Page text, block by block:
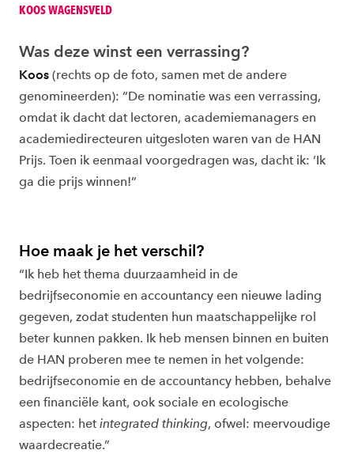
KOOS WAGENSVELD
Was deze winst een verrassing?
Koos (rechts op de foto, samen met de andere
genomineerden): “De nominatie was een verrassing,
omdat ik dacht dat lectoren, academiemanagers en
academiedirecteuren uitgesloten waren van de HAN
Prijs. Toen ik eenmaal voorgedragen was, dacht ik: ‘Ik
ga die prijs winnen!”
Hoe maak je het verschil?
“Ik heb het thema duurzaamheid in de
bedrijfseconomie en accountancy een nieuwe lading
gegeven, zodat studenten hun maatschappelijke rol
beter kunnen pakken. Ik heb mensen binnen en buiten
de HAN proberen mee te nemen in het volgende:
bedrijfseconomie en de accountancy hebben, behalve
een financiële kant, ook sociale en ecologische
aspecten: het integrated thinking, ofwel: meervoudige
waardecreatie.”